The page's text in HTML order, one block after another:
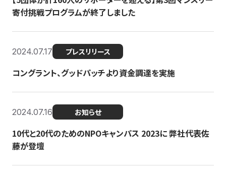
寄付挑戦プログラムが終了しました
2024.07.17 プレスリリース
コングラント、グッドパッチより資金調達を実施
2024.07.16 お知らせ
10代と20代のためのNPOキャンパス 2023に 弊社代表佐
藤が登壇